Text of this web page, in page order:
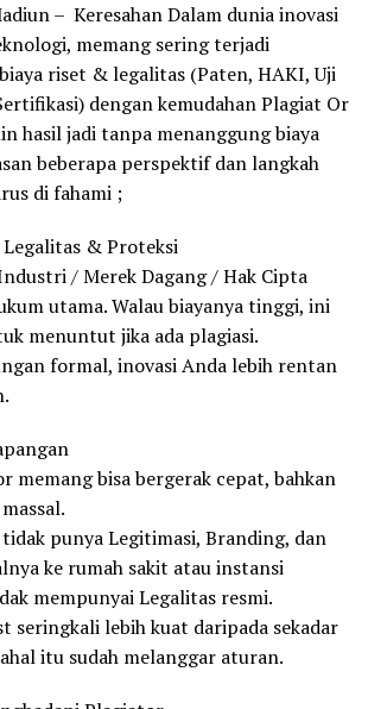
– Keresahan Dalam dunia inovasi
memang sering terjadi
riset & legalitas (Paten, HAKI, Uji
dengan kemudahan Plagiat Or
hasil jadi tanpa menanggung biaya
beberapa perspektif dan langkah
di fahami ;
& Proteksi
/ Merek Dagang / Hak Cipta
utama. Walau biayanya tinggi, ini
menuntut jika ada plagiasi.
formal, inovasi Anda lebih rentan
memang bisa bergerak cepat, bahkan
punya Legitimasi, Branding, dan
ke rumah sakit atau instansi
mempunyai Legalitas resmi.
seringkali lebih kuat daripada sekadar
itu sudah melanggar aturan.